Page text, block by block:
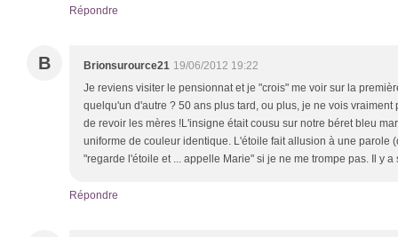
Répondre
B Brionsurource21 19/06/2012 19:22
Je reviens visiter le pensionnat et je "crois" me voir sur la
quelqu'un d'autre ? 50 ans plus tard, ou plus, je ne vois vraiment
de revoir les mères !L'insigne était cousu sur notre béret bleu
uniforme de couleur identique. L'étoile fait allusion à une parole
"regarde l'étoile et ... appelle Marie" si je ne me trompe pas. Il y a
Répondre